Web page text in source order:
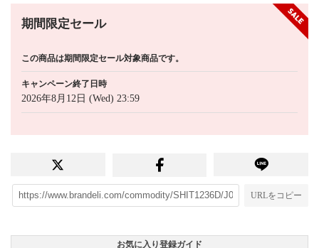
期間限定セール
この商品は期間限定セール対象商品です。
キャンペーン終了日時
2026年8月12日 (Wed) 23:59
URLをコピー
お気に入り登録ガイド